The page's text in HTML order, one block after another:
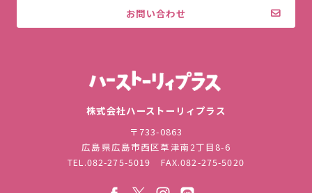
お問い合わせ
株式会社ハーストーリィプラス
〒733-0863
広島県広島市西区草津南2丁目8-6
TEL.082-275-5019 FAX.082-275-5020